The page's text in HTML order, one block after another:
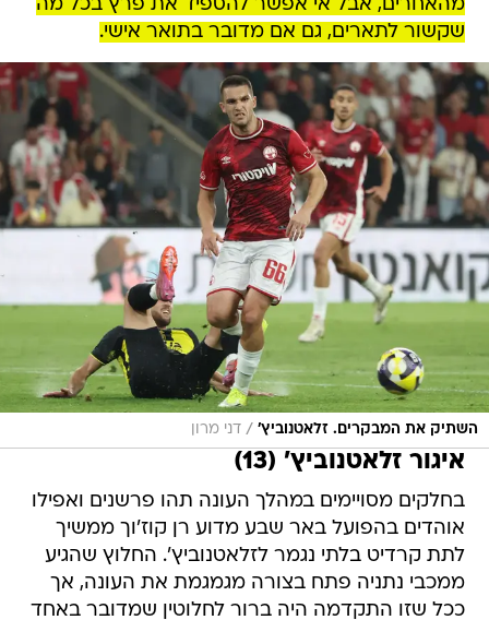
מהאחרים, אבל אי אפשר להספיד את פרץ בכל מה
שקשור לתארים, גם אם מדובר בתואר אישי.
השתיק את המבקרים. זלאטנוביץ' / דני מרון
איגור זלאטנוביץ' (13)
בחלקים מסויימים במהלך העונה תהו פרשנים ואפילו
אוהדים בהפועל באר שבע מדוע רן קוז'וך ממשיך
לתת קרדיט בלתי נגמר לזלאטנוביץ'. החלוץ שהגיע
ממכבי נתניה פתח בצורה מגמגמת את העונה, אך
ככל שזו התקדמה היה ברור לחלוטין שמדובר באחד